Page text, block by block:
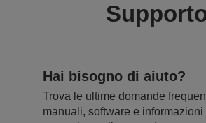
Hai bisogno di aiuto?
Trova le ultime domande
manuali, software e informazioni